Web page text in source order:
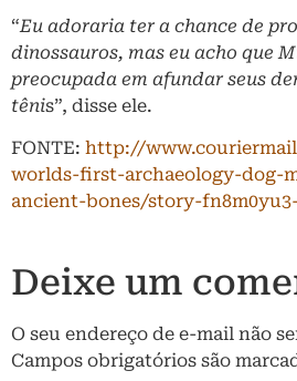
“Eu adoraria ter a chance de
dinossauros, mas eu acho que
preocupada em afundar seus
tênis”, disse ele.
FONTE: http://
worlds-first-archaeology-dog-
ancient-bones/story-fn8m0yu3-
Deixe um
O seu endereço de e-mail não
Campos obrigatórios são